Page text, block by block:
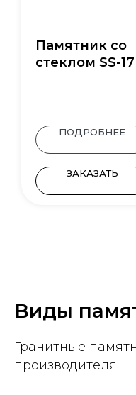
Памятник со
стеклом SS-17
ПОДРОБНЕЕ
ЗАКАЗАТЬ
Виды
Гранитные
производителя